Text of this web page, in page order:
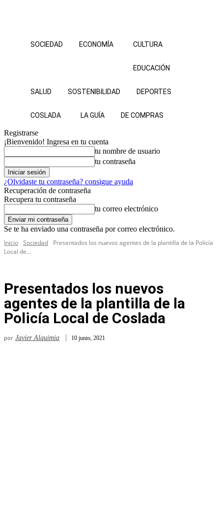
SOCIEDAD ECONOMÍA CULTURA
EDUCACIÓN
SALUD SOSTENIBILIDAD DEPORTES
COSLADA LA GUÍA DE COMPRAS
Registrarse
¡Bienvenido! Ingresa en tu cuenta
tu nombre de usuario
tu contraseña
¿Olvidaste tu contraseña? consigue ayuda
Recuperación de contraseña
Recupera tu contraseña
tu correo electrónico
Se te ha enviado una contraseña por correo electrónico.
Inicio Sociedad
Presentados los nuevos agentes de la plantilla de la Policía
Local de...
Presentados los nuevos
agentes de la plantilla de la
Policía Local de Coslada
por Javier Alquimia 10 junio, 2021